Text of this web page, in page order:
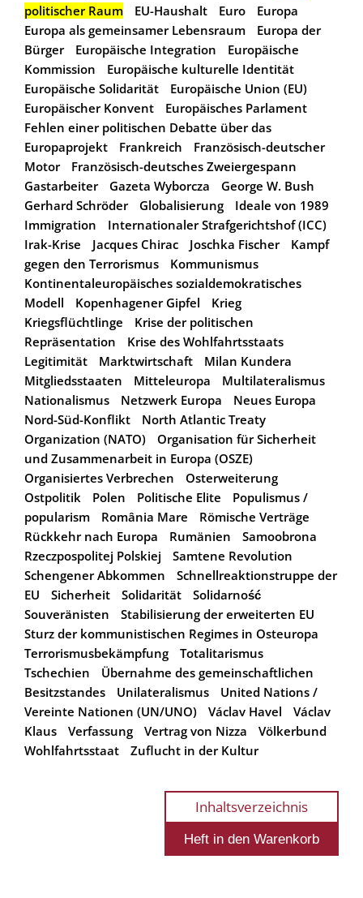
politischer Raum
EU-Haushalt Euro
Europa
Europa als gemeinsamer Lebensraum
Europa der
Bürger
Europäische Integration
Europäische
Kommission
Europäische kulturelle Identität
Europäische Solidarität
Europäische Union (EU)
Europäischer Konvent
Europäisches Parlament
Fehlen einer politischen Debatte über das
Europaprojekt
Frankreich
Französisch-deutscher
Motor
Französisch-deutsches Zweiergespann
Gastarbeiter
Gazeta Wyborcza
George W. Bush
Gerhard Schröder
Globalisierung
Ideale von 1989
Immigration
Internationaler Strafgerichtshof (ICC)
Irak-Krise
Jacques Chirac Joschka Fischer
Kampf
gegen den Terrorismus
Kommunismus
Kontinentaleuropäisches sozialdemokratisches
Modell
Kopenhagener Gipfel
Krieg
Kriegsflüchtlinge
Krise der politischen
Repräsentation
Krise des Wohlfahrtsstaats
Legitimität
Marktwirtschaft
Milan Kundera
Mitgliedsstaaten
Mitteleuropa
Multilateralismus
Nationalismus
Netzwerk Europa
Neues Europa
Nord-Süd-Konflikt
North Atlantic Treaty
Organization (NATO)
Organisation für Sicherheit
und Zusammenarbeit in Europa (OSZE)
Organisiertes Verbrechen
Osterweiterung
Ostpolitik
Polen Politische Elite
Populismus /
popularism
România Mare
Römische Verträge
Rückkehr nach Europa
Rumänien
Samoobrona
Rzeczpospolitej Polskiej
Samtene Revolution
Schengener Abkommen
Schnellreaktionstruppe der
EU
Sicherheit Solidarität
Solidarność
Souveränisten
Stabilisierung der erweiterten EU
Sturz der kommunistischen Regimes in Osteuropa
Terrorismusbekämpfung
Totalitarismus
Tschechien
Übernahme des gemeinschaftlichen
Besitzstandes
Unilateralismus
United Nations /
Vereinte Nationen (UN/UNO)
Václav Havel
Václav
Klaus
Verfassung Vertrag von Nizza
Völkerbund
Wohlfahrtsstaat
Zuflucht in der Kultur
Inhaltsverzeichnis